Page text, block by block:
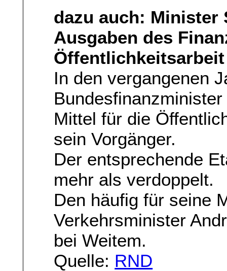
dazu auch: Minister
Ausgaben des
Öffentlichkeitsarbeit
In den vergangenen
Mittel für die
sein Vorgänger.
Der entsprechende
mehr als verdoppelt.
Den häufig für seine
Verkehrsminister
bei Weitem.
Quelle: RND